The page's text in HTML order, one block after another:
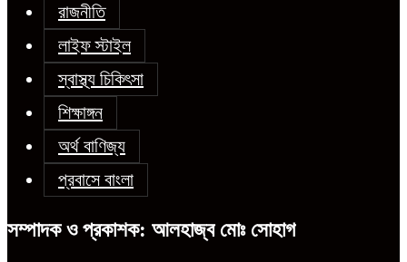
রাজনীতি
লাইফ স্টাইল
স্বাস্থ্য চিকিৎসা
শিক্ষাঙ্গন
অর্থ বাণিজ্য
প্রবাসে বাংলা
সম্পাদক ও প্রকাশক: আলহাজ্ব মোঃ সোহাগ